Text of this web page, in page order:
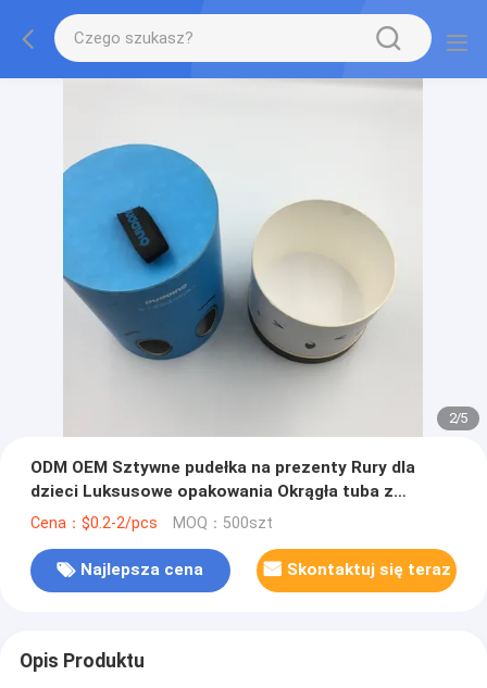
2/5
ODM OEM Sztywne pudełka na prezenty Rury dla
dzieci Luksusowe opakowania Okrągła tuba z
papieru pakowego
Cena：$0.2-2/pcs MOQ：500szt
Najlepsza cena Skontaktuj się teraz
Opis Produktu